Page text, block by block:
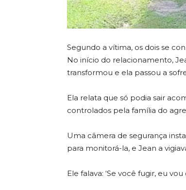
Segundo a vítima, os dois se
No início do relacionamento,
transformou e ela passou a
Ela relata que só podia sair
controlados pela família do
Uma câmera de segurança
para monitorá-la, e Jean a
Ele falava: ‘Se você fugir, eu